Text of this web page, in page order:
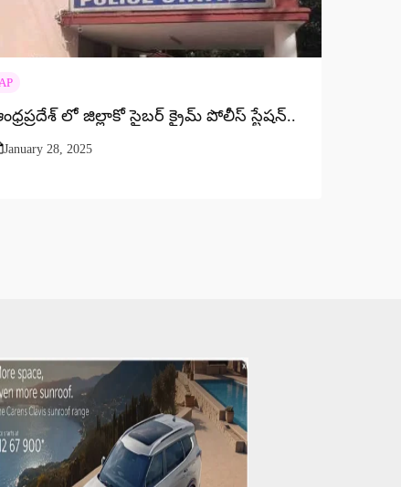
లో జిల్లాకో సైబర్ క్రైమ్ పోలీస్ స్టేషన్..
January 28, 2025